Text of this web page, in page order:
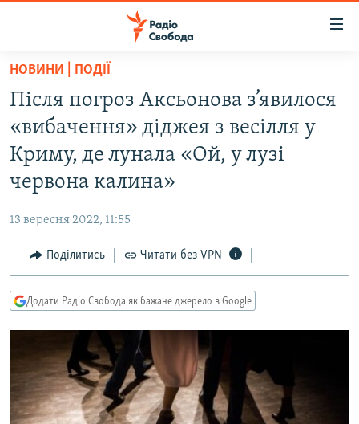
Перейти
основного
матеріалу
Перейти
до
основної
Перейти
пошуку
ВСЕ ЗА ДОБУ
СТАТТІ
СУСПІЛЬСТВО
КУЛЬТУРА
СПОРТ
ДОНБАС.РЕАЛІЇ
КРИМ.РЕАЛІЇ
ТИ ЯК?
КИТАЙ.ВИКЛИКИ
МУЛЬТИМЕДІА
ФОТО
НОВИНИ | ПОДІЇ
Після погроз Аксьонова з’явилося
«вибачення» діджея з весілля у
Криму, де лунала «Ой, у лузі
червона калина»
13 вересня 2022, 11:55
Поділитись Читати без VPN
Додати Радіо Свобода як бажане джерело в Google